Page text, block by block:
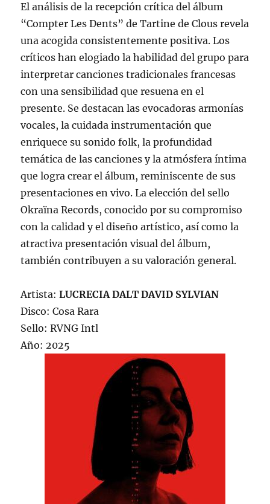
El análisis de la recepción crítica del álbum
“Compter Les Dents” de Tartine de Clous revela
una acogida consistentemente positiva. Los
críticos han elogiado la habilidad del grupo para
interpretar canciones tradicionales francesas
con una sensibilidad que resuena en el
presente. Se destacan las evocadoras armonías
vocales, la cuidada instrumentación que
enriquece su sonido folk, la profundidad
temática de las canciones y la atmósfera íntima
que logra crear el álbum, reminiscente de sus
presentaciones en vivo. La elección del sello
Okraïna Records, conocido por su compromiso
con la calidad y el diseño artístico, así como la
atractiva presentación visual del álbum,
también contribuyen a su valoración general.
Artista:LUCRECIA DALTDAVID SYLVIAN
Disco: Cosa Rara
Sello: RVNG Intl
Año: 2025